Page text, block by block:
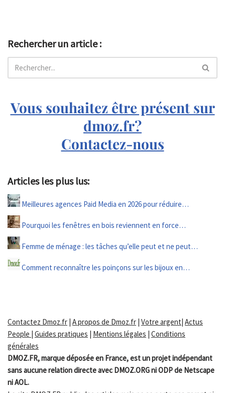
Rechercher un article :
Vous souhaitez être présent sur
dmoz.fr?
Contactez-nous
Articles les plus lus:
Meilleures agences Paid Media en 2026 pour réduire…
Pourquoi les fenêtres en bois reviennent en force…
Femme de ménage : les tâches qu’elle peut et ne peut…
Comment reconnaître les poinçons sur les bijoux en…
Contactez Dmoz.fr | A propos de Dmoz.fr | Votre argent| Actus
People | Guides pratiques | Mentions légales | Conditions
générales
DMOZ.FR, marque déposée en France, est un projet indépendant
sans aucune relation directe avec DMOZ.ORG ni ODP de Netscape
ni AOL.